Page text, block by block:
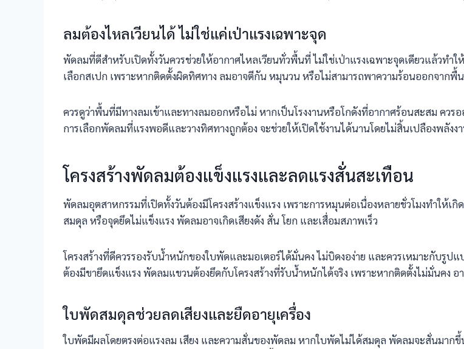
ลมต้องไหลเวียนได้ ไม่ใช่แค่เป่าแรงเฉพาะจุด
พัดลมที่ดีสำหรับเปิดทั้งวันควรช่วยให้อากาศไหลเวียนทั่วพื้นที่ ไม่ใช่เป่าแรงเฉพาะจุดเดียวแล้วท
เลือกสเปก เพราะหากติดตั้งผิดทิศทาง ลมอาจตีกัน หมุนวน หรือไม่สามารถพาความร้อนออกจากพื้
ควรดูว่าพื้นที่มีทางลมเข้าและทางลมออกหรือไม่ หากเป็นโรงงานหรือโกดังที่อากาศร้อนสะสม คว
การเลือกพัดลมที่แรงพอดีและวางทิศทางถูกต้อง จะช่วยให้เปิดใช้งานได้นานโดยไม่สิ้นเปลืองพลังง
โครงสร้างพัดลมต้องแข็งแรงและลดแรงสั่นสะเทือน
พัดลมอุตสาหกรรมที่เปิดทั้งวันต้องมีโครงสร้างแข็งแรง เพราะการหมุนต่อเนื่องหลายชั่วโมงทำให้
สมดุล หรือจุดยึดไม่แข็งแรง พัดลมอาจเกิดเสียงดัง สั่น โยก และเสื่อมสภาพเร็ว
โครงสร้างที่ดีควรรองรับน้ำหนักของใบพัดและมอเตอร์ได้มั่นคง ไม่บิดงอง่าย และควรเหมาะกับ
ต้องมีขายึดแข็งแรง พัดลมแขวนต้องยึดกับโครงสร้างที่รับน้ำหนักได้จริง เพราะหากติดตั้งไม่มั่นคง อ
ใบพัดสมดุลช่วยลดเสียงและยืดอายุเครื่อง
ใบพัดมีผลโดยตรงต่อแรงลม เสียง และความสั่นของพัดลม หากใบพัดไม่ได้สมดุล พัดลมจะสั่นมาก